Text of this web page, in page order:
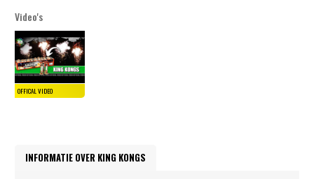
Video's
INFORMATIE OVER KING KONGS